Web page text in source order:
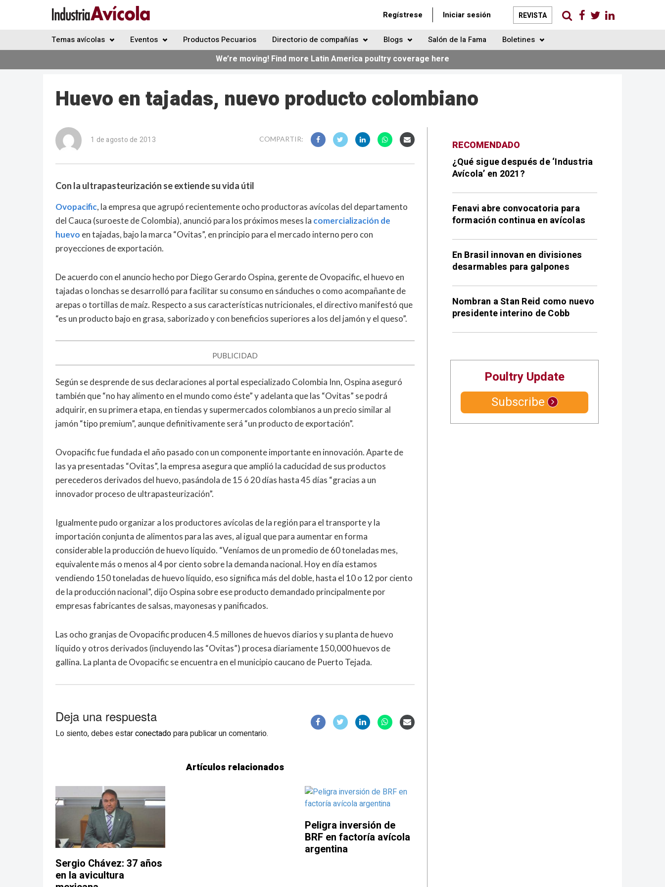
REVISTA
Regístrese Iniciar sesión
Temas avícolas Eventos Productos Pecuarios Directorio de compañías Blogs Salón de la Fama Boletines
We’re moving! Find more Latin America poultry coverage here
Huevo en tajadas, nuevo producto colombiano
1 de agosto de 2013 COMPARTIR:
Con la ultrapasteurización se extiende su vida útil
Ovopacific, la empresa que agrupó recientemente ocho productoras avícolas del departamento
del Cauca (suroeste de Colombia), anunció para los próximos meses la comercialización de
huevo en tajadas, bajo la marca “Ovitas”, en principio para el mercado interno pero con
proyecciones de exportación.
De acuerdo con el anuncio hecho por Diego Gerardo Ospina, gerente de Ovopacific, el huevo en
tajadas o lonchas se desarrolló para facilitar su consumo en sánduches o como acompañante de
arepas o tortillas de maíz. Respecto a sus características nutricionales, el directivo manifestó que
“es un producto bajo en grasa, saborizado y con beneficios superiores a los del jamón y el queso”.
PUBLICIDAD
Según se desprende de sus declaraciones al portal especializado Colombia Inn, Ospina aseguró
también que “no hay alimento en el mundo como éste” y adelanta que las “Ovitas” se podrá
adquirir, en su primera etapa, en tiendas y supermercados colombianos a un precio similar al
jamón “tipo premium”, aunque definitivamente será “un producto de exportación”.
Ovopacific fue fundada el año pasado con un componente importante en innovación. Aparte de
las ya presentadas “Ovitas”, la empresa asegura que amplió la caducidad de sus productos
perecederos derivados del huevo, pasándola de 15 ó 20 días hasta 45 días “gracias a un
innovador proceso de ultrapasteurización”.
Igualmente pudo organizar a los productores avícolas de la región para el transporte y la
importación conjunta de alimentos para las aves, al igual que para aumentar en forma
considerable la producción de huevo líquido. “Veníamos de un promedio de 60 toneladas mes,
equivalente más o menos al 4 por ciento sobre la demanda nacional. Hoy en día estamos
vendiendo 150 toneladas de huevo líquido, eso significa más del doble, hasta el 10 o 12 por ciento
de la producción nacional”, dijo Ospina sobre ese producto demandado principalmente por
empresas fabricantes de salsas, mayonesas y panificados.
Las ocho granjas de Ovopacific producen 4.5 millones de huevos diarios y su planta de huevo
líquido y otros derivados (incluyendo las “Ovitas”) procesa diariamente 150,000 huevos de
gallina. La planta de Ovopacific se encuentra en el municipio caucano de Puerto Tejada.
Deja una respuesta
Lo siento, debes estarconectadopara publicar un comentario.
Artículos relacionados
Sergio Chávez: 37 años
en la avicultura
Peligra inversión de
BRF en factoría avícola
argentina
RECOMENDADO
¿Qué sigue después de ‘Industria
Avícola’ en 2021?
Fenavi abre convocatoria para
formación continua en avícolas
En Brasil innovan en divisiones
desarmables para galpones
Nombran a Stan Reid como nuevo
presidente interino de Cobb
Poultry Update
Subscribe